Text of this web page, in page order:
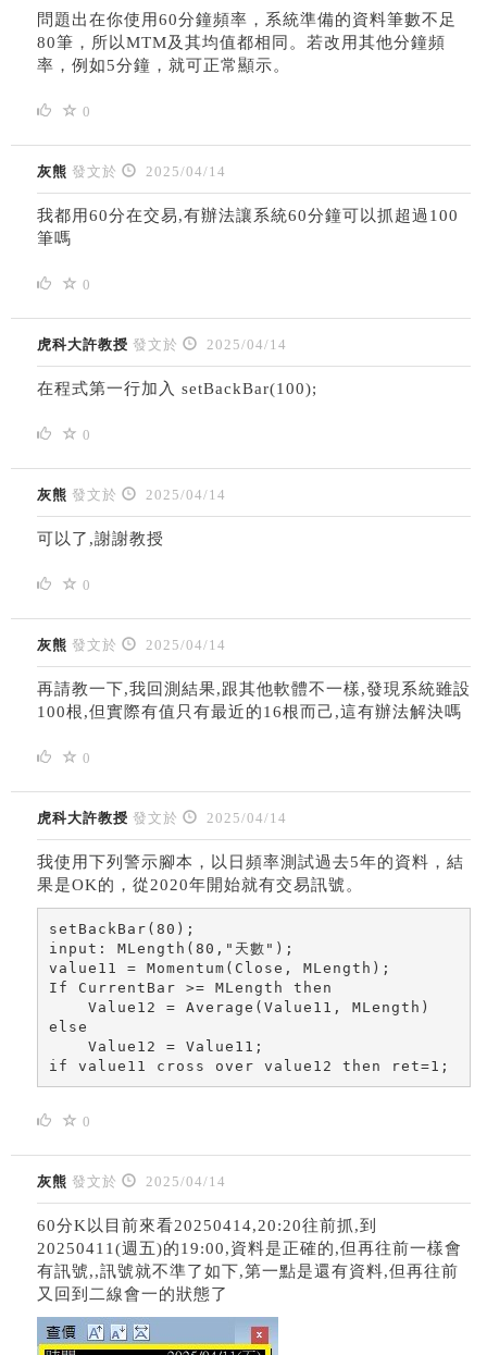
問題出在你使用60分鐘頻率，系統準備的資料筆數不足
80筆，所以MTM及其均值都相同。若改用其他分鐘頻
率，例如5分鐘，就可正常顯示。
0
灰熊 發文於 2025/04/14
我都用60分在交易,有辦法讓系統60分鐘可以抓超過100
筆嗎
0
虎科大許教授 發文於 2025/04/14
在程式第一行加入 setBackBar(100);
0
灰熊 發文於 2025/04/14
可以了,謝謝教授
0
灰熊 發文於 2025/04/14
再請教一下,我回測結果,跟其他軟體不一樣,發現系統雖設
100根,但實際有值只有最近的16根而己,這有辦法解決嗎
0
虎科大許教授 發文於 2025/04/14
我使用下列警示腳本，以日頻率測試過去5年的資料，結
果是OK的，從2020年開始就有交易訊號。
setBackBar(80);
input: MLength(80,"天數");
value11 = Momentum(Close, MLength);
If CurrentBar >= MLength then
    Value12 = Average(Value11, MLength)
else
    Value12 = Value11;
if value11 cross over value12 then ret=1;
0
灰熊 發文於 2025/04/14
60分K以目前來看20250414,20:20往前抓,到
20250411(週五)的19:00,資料是正確的,但再往前一樣會
有訊號,,訊號就不準了如下,第一點是還有資料,但再往前
又回到二線會一的狀態了